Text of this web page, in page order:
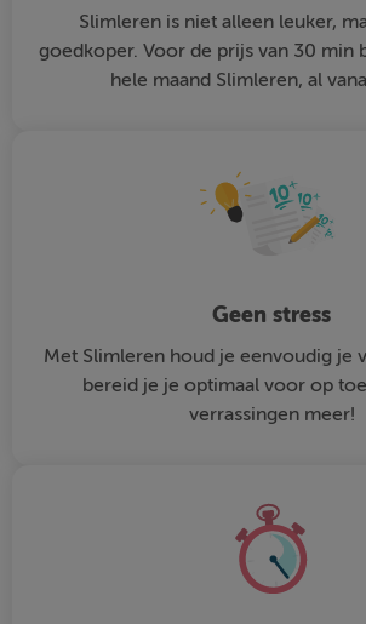
Slimleren is niet alleen leuker,
goedkoper. Voor de prijs van 30 min
hele maand Slimleren, al
Geen stress
Met Slimleren houd je eenvoudig je
bereid je je optimaal voor op
verrassingen meer!